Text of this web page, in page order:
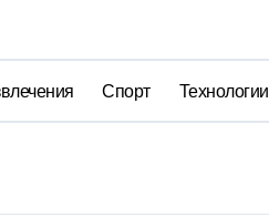
обратились в СК
Спорт Технологии